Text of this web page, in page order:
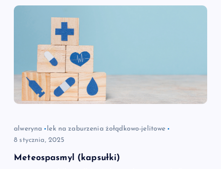
alweryna
lek na zaburzenia żołądkowo-jelitowe
8 stycznia, 2025
Meteospasmyl (kapsułki)